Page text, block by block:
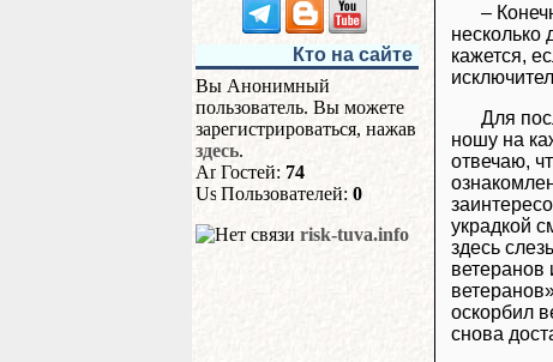
Кто на сайте
Вы Анонимный
пользователь. Вы можете
зарегистрироваться, нажав
здесь.
Гостей: 74
Пользователей: 0
risk-tuva.info
–
несколько
кажется,
Для
ношу на
отвечаю,
украдкой
здесь
ветеранов
оскорбил
снова